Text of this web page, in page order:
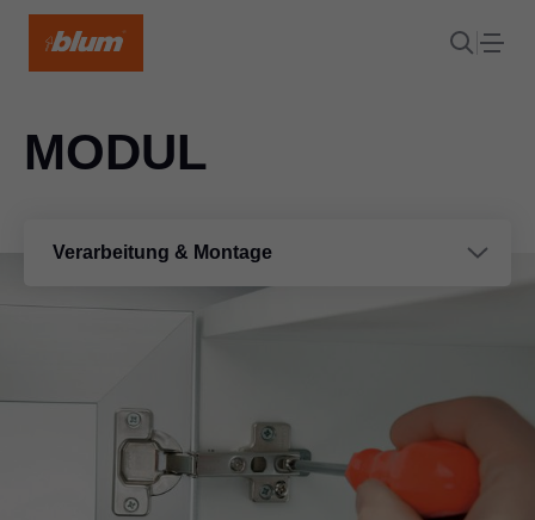
Verarbeitung & Montage
MODUL